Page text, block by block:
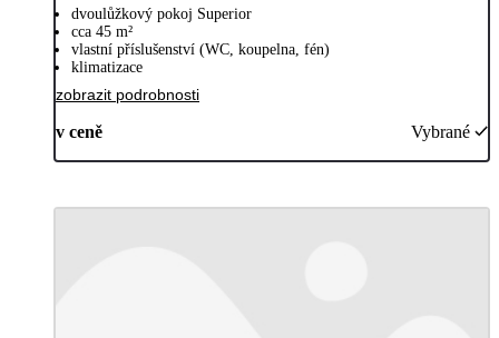
dvoulůžkový pokoj Superior
cca 45 m²
vlastní příslušenství (WC, koupelna, fén)
klimatizace
zobrazit podrobnosti
v ceně Vybrané